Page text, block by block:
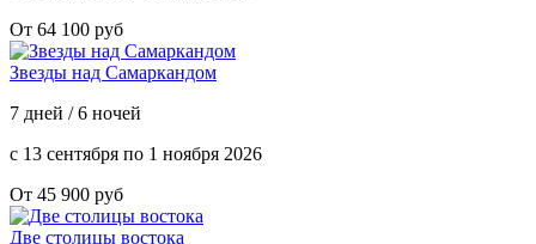
От 64 100 руб
Звезды над Самаркандом
7 дней / 6 ночей
с 13 сентября по 1 ноября 2026
От 45 900 руб
Две столицы востока